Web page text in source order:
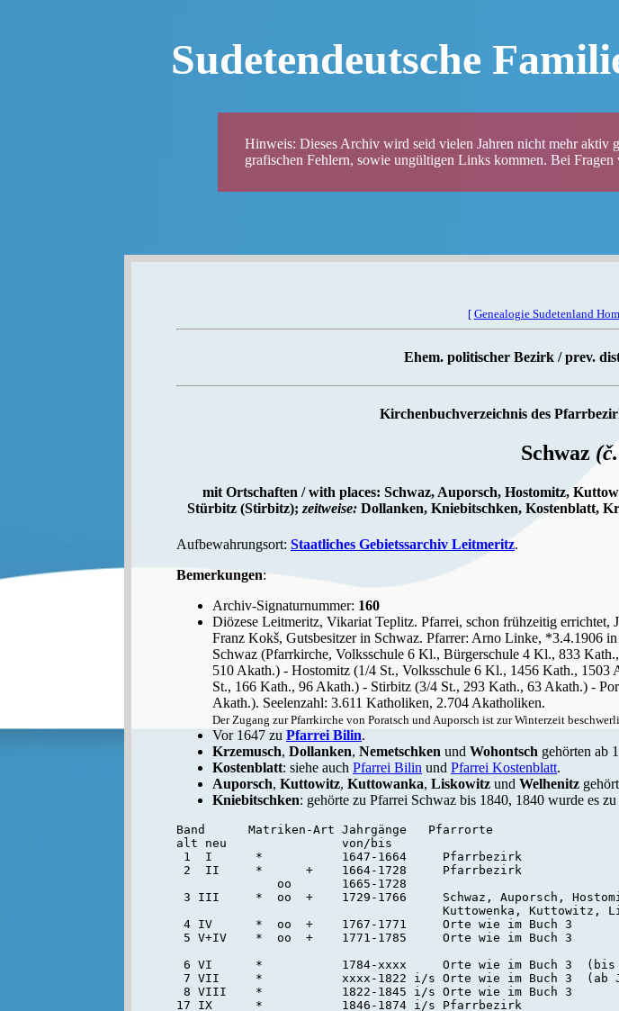
Sudetendeutsche
Hinweis: Dieses Archiv wird seid vielen Jahren nicht mehr aktiv
grafischen Fehlern, sowie ungültigen Links kommen. Bei
[ Genealogie Sudetenland
Ehem. politischer Bezirk / prev.
Kirchenbuchverzeichnis des
Schwaz
mit Ortschaften / with places: Schwaz, Auporsch, Hostomitz,
Stürbitz (Stirbitz);zeitweise: Dollanken, Kniebitschken, Kostenblatt,
Aufbewahrungsort: Staatliches Gebietssarchiv Leitmeritz.
Bemerkungen:
Archiv-Signaturnummer: 160
Diözese Leitmeritz, Vikariat Teplitz. Pfarrei, schon frühzeitig errichtet,
Franz Kokš, Gutsbesitzer in Schwaz. Pfarrer: Arno Linke, *3.4.1906
Schwaz (Pfarrkirche, Volksschule 6 Kl., Bürgerschule 4 Kl., 833
510 Akath.) - Hostomitz (1/4 St., Volksschule 6 Kl., 1456 Kath.,
St., 166 Kath., 96 Akath.) - Stirbitz (3/4 St., 293 Kath., 63 Akath.) -
Akath.). Seelenzahl: 3.611 Katholiken, 2.704 Akatholiken.
Der Zugang zur Pfarrkirche von Poratsch und Auporsch ist zur Winterzeit
Vor 1647 zu Pfarrei Bilin.
Krzemusch, Dollanken, Nemetschken und Wohontsch gehörten ab
Kostenblatt: siehe auch Pfarrei Bilin und Pfarrei Kostenblatt.
Auporsch, Kuttowitz, Kuttowanka, Liskowitz und Welhenitz
Kniebitschken: gehörte zu Pfarrei Schwaz bis 1840, 1840 wurde es zu
Band      Matriken-Art Jahrgänge   Pfarrorte
alt neu                von/bis
1  I      *           1647-1664     Pfarrbezirk
2  II     *      +    1664-1728     Pfarrbezirk
              oo       1665-1728
3 III     *  oo  +    1729-1766     Schwaz, Auporsch,
Kuttowenka, Kuttowitz,
4 IV      *  oo  +    1767-1771     Orte wie im Buch 3
5 V+IV    *  oo  +    1771-1785     Orte wie im Buch 3
6 VI      *           1784-xxxx     Orte wie im Buch 3  (bis
7 VII     *           xxxx-1822 i/s Orte wie im Buch 3  (ab
8 VIII    *           1822-1845 i/s Orte wie im Buch 3
17 IX      *           1846-1874 i/s Pfarrbezirk